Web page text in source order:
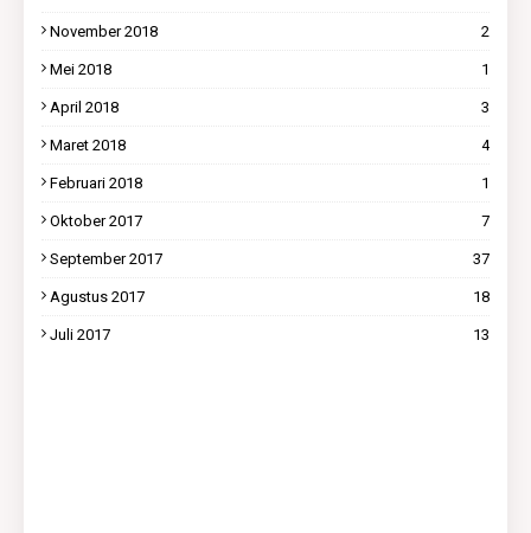
November 2018 2
Mei 2018 1
April 2018 3
Maret 2018 4
Februari 2018 1
Oktober 2017 7
September 2017 37
Agustus 2017 18
Juli 2017 13